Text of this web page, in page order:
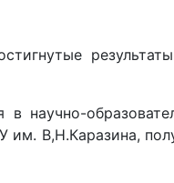
результаты
в научно-
им. В,Н.Каразина,